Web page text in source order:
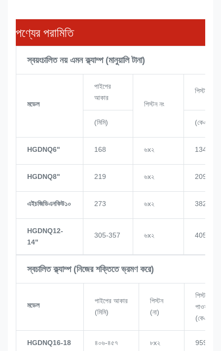
পণ্যের পরামিতি
স্বয়ংচালিত নয় এমন ক্ল্যাম্প (মানুয়ালি টানা)
মডেল
পাইপের
আকার
পিস্টন নং
পিস্টন
(মিমি) (কেএন)
HGDNQ6" 168 ৬x২ 134
HGDNQ8" 219 ৬x২ 209
এইচজিডিএনকিউ১০ 273 ৬x২ 382
HGDNQ12-
14"
305-357 ৬x২ 405
স্বচালিত ক্ল্যাম্প (নিজের শক্তিতে ভ্রমণ করে)
মডেল
পাইপের আকার
(মিমি)
পিস্টন
(না)
পিস্টন
পাওয়ার
(কেএন)
HGDNQ16-18 ৪০৬-৪৫৭ ৮x২ 959